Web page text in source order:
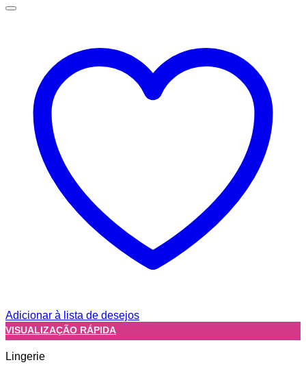
Adicionar à lista de desejos
VISUALIZAÇÃO RÁPIDA
Lingerie